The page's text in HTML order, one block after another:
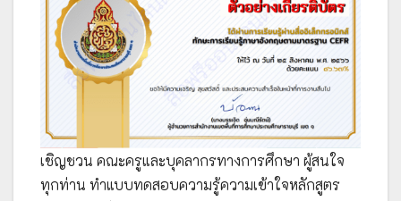
เชิญชวน คณะครูและบุคลากรทางการศึกษา ผู้สนใจ
ทุกท่าน ทำแบบทดสอบความรู้ความเข้าใจหลักสูตร